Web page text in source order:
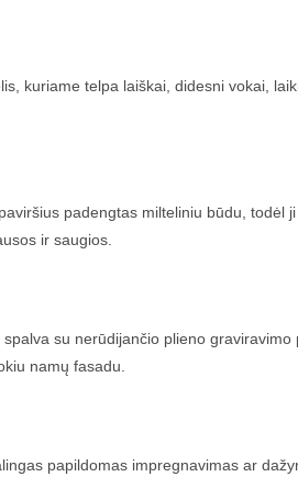
kuriame telpa laiškai, didesni vokai,
padengtas milteliniu būdu, todėl
ir saugios.
su nerūdijančio plieno
namų fasadu.
papildomas impregnavimas ar